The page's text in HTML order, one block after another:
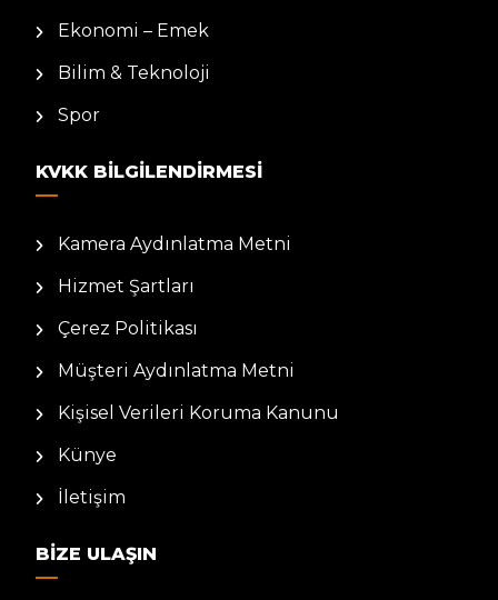
Ekonomi – Emek
Bilim & Teknoloji
Spor
KVKK BILGILENDIRMESI
Kamera Aydınlatma Metni
Hizmet Şartları
Çerez Politikası
Müşteri Aydınlatma Metni
Kişisel Verileri Koruma Kanunu
Künye
İletişim
BIZE ULAŞIN